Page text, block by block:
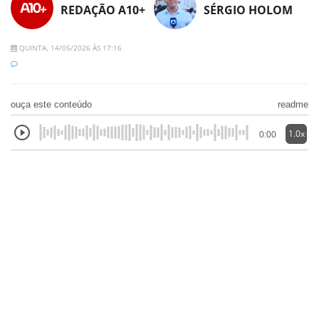
REDAÇÃO A10+ SÉRGIO HOLOM
QUINTA, 14/05/2026 ÀS 17:16
ouça este conteúdo readme
0:00 1.0x